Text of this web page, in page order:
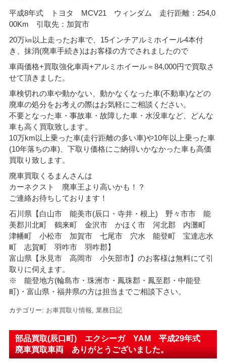
平成8年式 トヨタ MCV21 ウィンダム 走行距離：254,0
00Km 引取先：加賀市
20万㎞以上走ったお車で、15インチアルミホイール4本付
き、抹消(廃車手続き)はお客様の方でされましたので
車両価格+買取強化車両+アルミホイール＝84,000円で買取さ
せて頂きました。
車検切れの車や動かない、動かなくなった車(不動車)などの
廃車の処分をお考えの際はお気軽にご相談ください。
不要となった車・事故車・故障した車・水没車など、どんな
車も高く買取致します。
10万km以上乗った車(走行距離の多い車)や10年以上乗った車
(10年落ちの車)、下取り価格にご納得いかなかった車も高価
買取り致します。
廃車買取くるまんさんは
カーネクスト 廃車王より高いかも！？
ご連絡お待ちしております！
石川県【白山市 能美市(辰口・寺井・根上) 野々市市 能
美郡川北町 鶴来町 金沢市 かほく市 河北郡 内灘町
津幡町 小松市 加賀市 七尾市 穴水 能登町 宝達志水
町 志賀町 羽咋市 羽咋郡】
富山県【氷見市 高岡市 小矢部市】のお客様は無料にて引
取りに伺えます。
※ 能登地方(輪島市・珠洲市・ 鳳珠郡・鳳至郡・中能登
町)・富山県・福井県の方は担当までご相談下さい。
カテゴリー: お車買取り情報 業務日記
部品買取(辰口町) エクシーガ YAM 平成29年式
廃車買取車両 ありがとうございました。